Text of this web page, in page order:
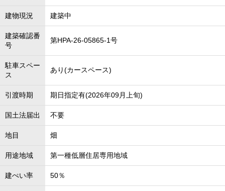
建物現況 建築中
建築確認番
号
第HPA-26-05865-1号
駐車スペー
ス
あり(カースペース)
引渡時期 期日指定有(2026年09月上旬)
国土法届出 不要
地目 畑
用途地域 第一種低層住居専用地域
建ぺい率 50％